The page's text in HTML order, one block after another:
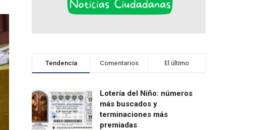
Tendencia Comentarios El último
Lotería del Niño: números
más buscados y
terminaciones más
premiadas